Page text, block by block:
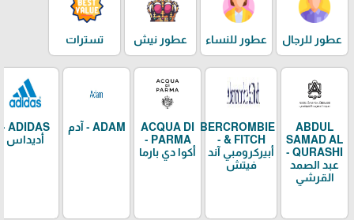
عطور للرجال عطور للنساء عطور نيش تسترات
ABDUL
SAMAD AL
QURASHI -
عبد الصمد
القرشي
ABERCROMBIE
& FITCH -
أبيركرومبي آند
فيتش
ACQUA DI
PARMA -
أكوا دي بارما
ADAM - آدم
ADIDAS -
أديداس